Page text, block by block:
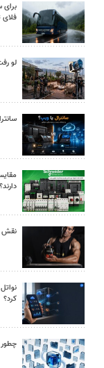
برای
لو
دارند؟
نقش
کرد؟